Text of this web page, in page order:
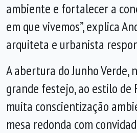
ambiente e fortalecer a
em que vivemos”, explica
arquiteta e urbanista
A abertura do Junho Verde,
grande festejo, ao estilo de
muita conscientização
mesa redonda com